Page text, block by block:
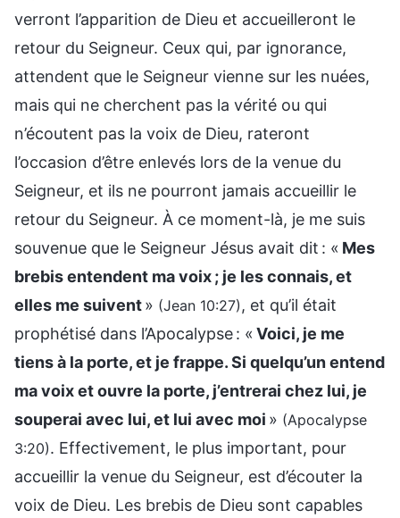
verront l’apparition de Dieu et accueilleront le
retour du Seigneur. Ceux qui, par ignorance,
attendent que le Seigneur vienne sur les nuées,
mais qui ne cherchent pas la vérité ou qui
n’écoutent pas la voix de Dieu, rateront
l’occasion d’être enlevés lors de la venue du
Seigneur, et ils ne pourront jamais accueillir le
retour du Seigneur. À ce moment-là, je me suis
souvenue que le Seigneur Jésus avait dit : « Mes
brebis entendent ma voix ; je les connais, et
elles me suivent» (Jean 10:27) , et qu’il était
prophétisé dans l’Apocalypse : «Voici, je me
tiens à la porte, et je frappe. Si quelqu’un entend
ma voix et ouvre la porte, j’entrerai chez lui, je
souperai avec lui, et lui avec moi » (Apocalypse
3:20). Effectivement, le plus important, pour
accueillir la venue du Seigneur, est d’écouter la
voix de Dieu. Les brebis de Dieu sont capables